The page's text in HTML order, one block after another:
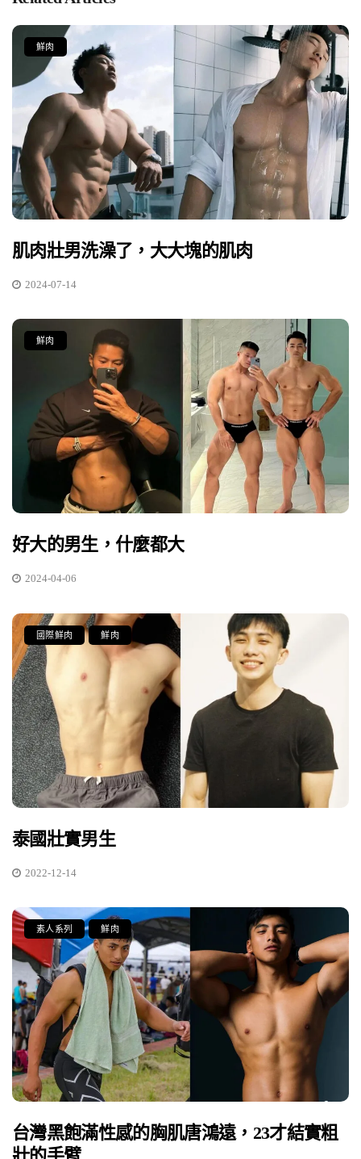
鮮肉
肌肉壯男洗澡了，大大塊的肌肉
2024-07-14
鮮肉
好大的男生，什麼都大
2024-04-06
國際鮮肉 鮮肉
泰國壯實男生
2022-12-14
素人系列 鮮肉
台灣黑飽滿性感的胸肌唐鴻遠，23才結實粗